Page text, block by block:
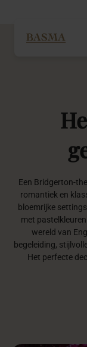
Inspiratie
Over
Contact
Een Bridgerton-
romantiek en
bloemrijke
met
wereld van
begeleiding,
Het perfecte